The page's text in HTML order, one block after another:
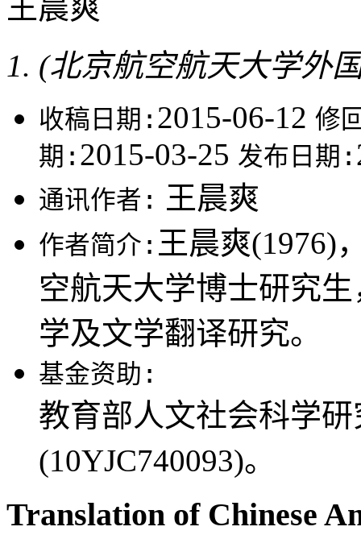
王晨爽
(北京航空航天大学外
收稿日期: 2015-06-12 修
期: 2015-03-25 发布日期:
通讯作者: 王晨爽
作者简介: 王晨爽(1976)
空航天大学博士研究
学及文学翻译研究。
基金资助:
教育部人文社会科学
(10YJC740093)。
Translation of Chinese